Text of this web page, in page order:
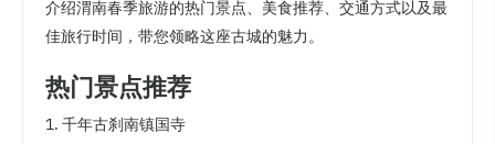
介绍渭南春季旅游的热门景点、美食推荐、交通方式以及最
佳旅行时间，带您领略这座古城的魅力。
热门景点推荐
1. 千年古刹南镇国寺